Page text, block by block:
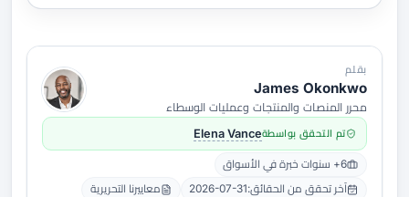
بقلم
James Okonkwo
محرر المنصات والمنتجات وعمليات الوسطاء
تم التحقق بواسطةElena Vance
6+ سنوات خبرة في الأسواق
آخر تحقق من الحقائق:2026-07-31 معاييرنا التحريرية